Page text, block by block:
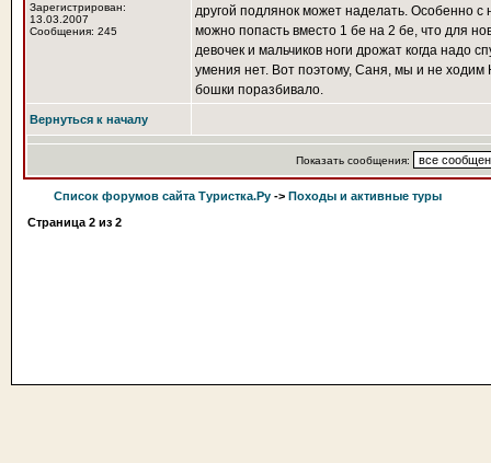
Зарегистрирован:
13.03.2007
Сообщения: 245
другой подлянок может наделать. Особенно
можно попасть вместо 1 бе на 2 бе, что для
девочек и мальчиков ноги дрожат когда надо
умения нет. Вот поэтому, Саня, мы и не
бошки поразбивало.
Вернуться к началу
Показать сообщения:
Список форумов сайта Туристка.Ру -> Походы и активные туры
Страница 2 из 2